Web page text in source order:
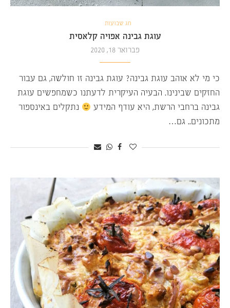
חג שבועות
עוגת גבינה אפויה קלאסית
פברואר 18, 2020
כי מי לא אוהב עוגת גבינה? עוגת גבינה זו חולשה, גם עבור
החזקים שבינינו. הבעיה העיקרית לדעתנו כשמחפשים עוגת
גבינה ברחבי הרשת, היא עודף המידע
נתקלים באינספור
מתכונים.. גם…